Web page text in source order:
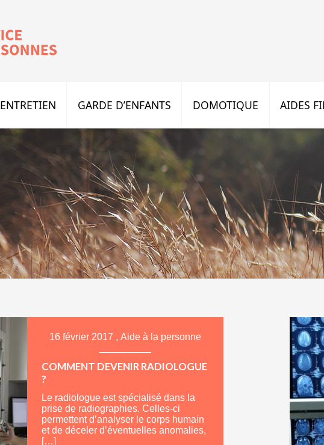
ENTRETIEN GARDE D’ENFANTS DOMOTIQUE AIDES
16 février 2017 ,Aide à la personne
COMMENT DEVENIR RADIOLOGUE
?
Le radiologue est spécialisé dans la
prise de radiographies. Celles-ci
permettent d’analyser le corps humain
et de déceler d’éventuelles anomalies,
[…]